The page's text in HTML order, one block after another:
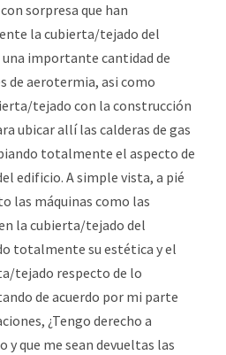
sorpresa que han
la cubierta/tejado del
importante cantidad de
de aerotermia, asi como
tejado con la construcción
ubicar allí las calderas de gas
totalmente el aspecto de
edificio. A simple vista, a pié
las máquinas como las
la cubierta/tejado del
totalmente su estética y el
tejado respecto de lo
de acuerdo por mi parte
¿Tengo derecho a
que me sean devueltas las